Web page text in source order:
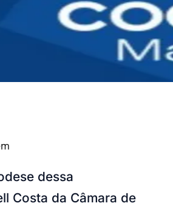
dessa
Costa da Câmara de